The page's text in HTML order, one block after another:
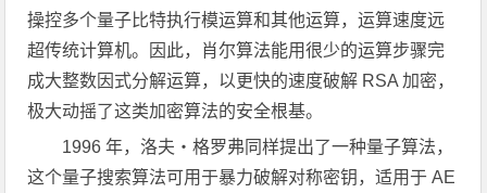
操控多个量子比特执行模运算和其他运算，运算速度远
超传统计算机。因此，肖尔算法能用很少的运算步骤完
成大整数因式分解运算，以更快的速度破解 RSA 加密，
极大动摇了这类加密算法的安全根基。
1996 年，洛夫・格罗弗同样提出了一种量子算法，
这个量子搜索算法可用于暴力破解对称密钥，适用于 AE